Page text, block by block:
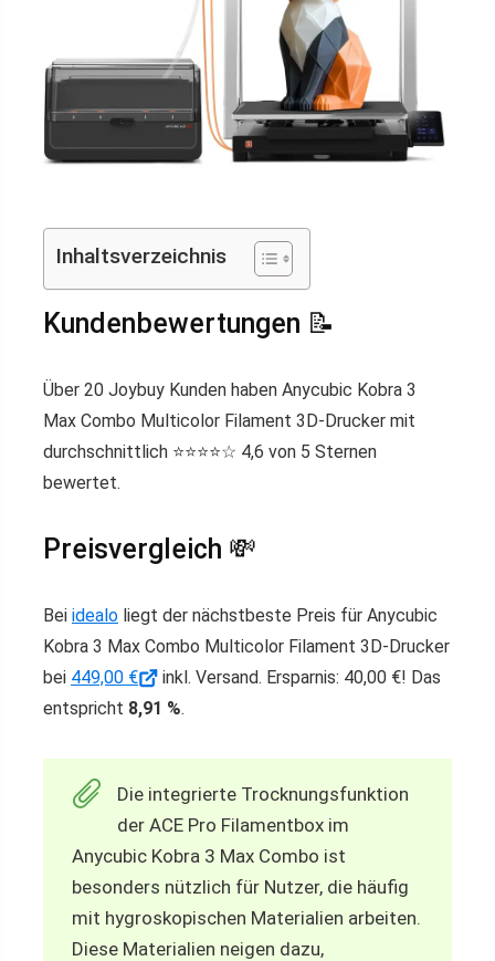
Inhaltsverzeichnis
Kundenbewertungen 📝
Über 20 Joybuy Kunden haben Anycubic Kobra 3
Max Combo Multicolor Filament 3D-Drucker mit
durchschnittlich ⭐️⭐️⭐️⭐️☆ 4,6 von 5 Sternen
bewertet.
Preisvergleich 💸
Bei idealo liegt der nächstbeste Preis für Anycubic
Kobra 3 Max Combo Multicolor Filament 3D-Drucker
bei 449,00 €
inkl. Versand. Ersparnis: 40,00 €! Das
entspricht 8,91 %.
Die integrierte Trocknungsfunktion
der ACE Pro Filamentbox im
Anycubic Kobra 3 Max Combo ist
besonders nützlich für Nutzer, die häufig
mit hygroskopischen Materialien arbeiten.
Diese Materialien neigen dazu,